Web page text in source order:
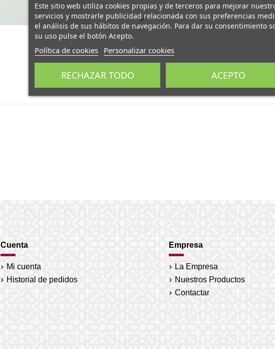
Cuenta
Mi cuenta
Historial de pedidos
Empresa
La Empresa
Nuestros Productos
Contactar
Este sitio web utiliza cookies propias y de terceros para mejorar
servicios y mostrarle publicidad relacionada con sus preferencias
el análisis de sus hábitos de navegación. Para dar su consentimiento
su uso pulse el botón Acepto.
Política de cookies Personalizar cookies
RECHAZAR TODO ACEPTO